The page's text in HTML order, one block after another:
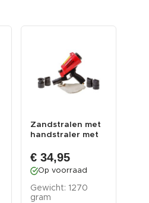
Zandstralen met
handstraler met
z...
€ 34,95
Op voorraad
Gewicht: 1270
gram